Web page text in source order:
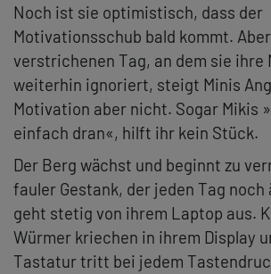
Noch ist sie optimistisch, dass der
Motivationsschub bald kommt.
verstrichenen Tag, an dem sie ihre
weiterhin ignoriert, steigt Minis
Motivation aber nicht. Sogar Mikis
einfach dran«, hilft ihr kein Stück.
Der Berg wächst und beginnt zu
fauler Gestank, der jeden Tag noch
geht stetig von ihrem Laptop aus.
Würmer kriechen in ihrem Display
Tastatur tritt bei jedem